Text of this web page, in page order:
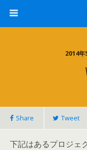
2014
Share Tweet
下記はあるプロジェ